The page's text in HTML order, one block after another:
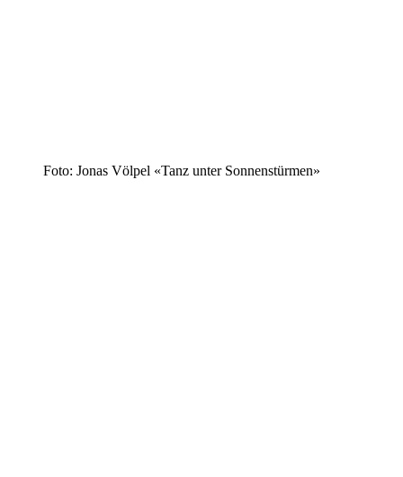
Foto: Jonas Völpel «Tanz unter Sonnenstürmen»